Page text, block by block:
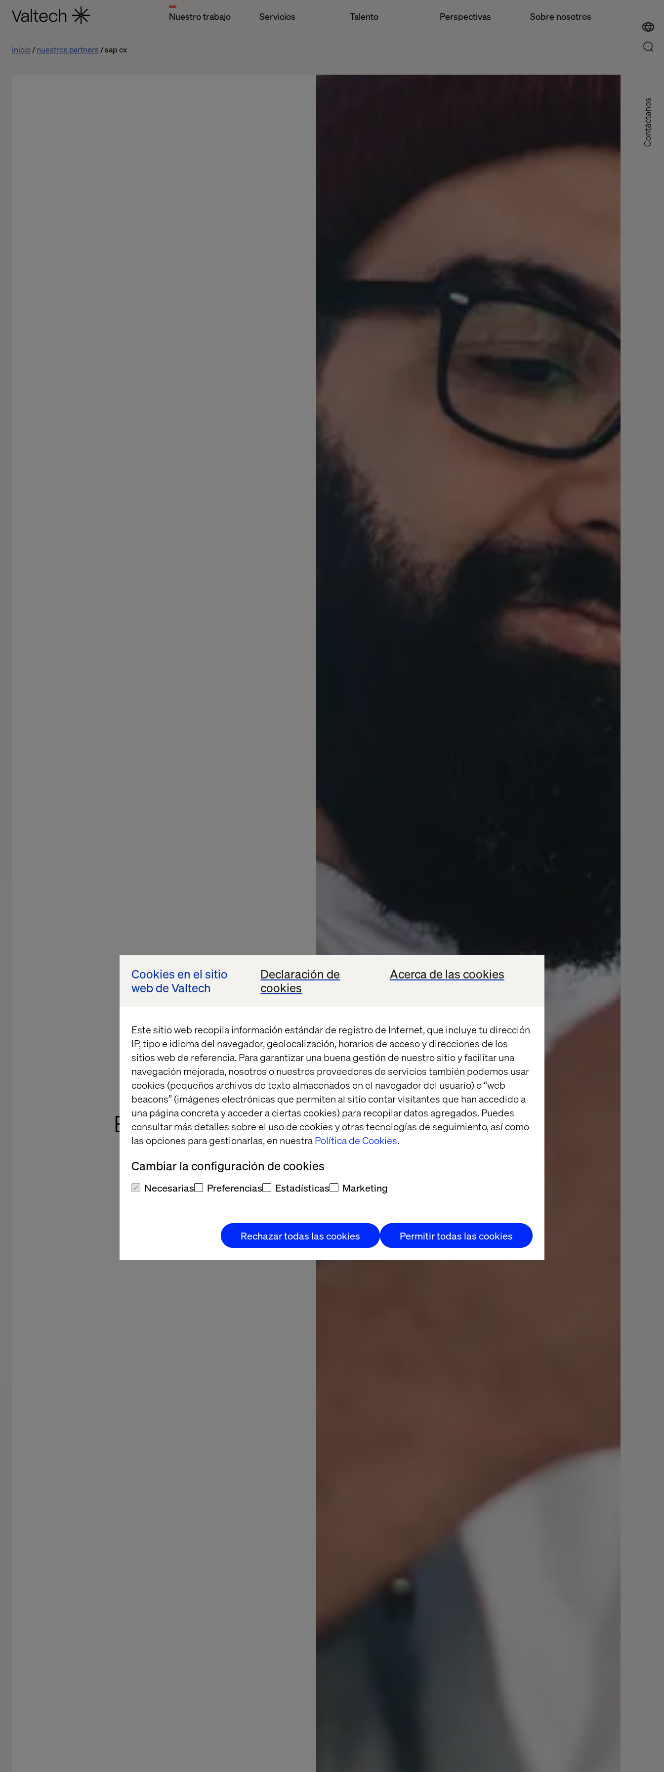
Cookies en el sitio
web de Valtech
Declaración de
cookies
Acerca de las cookies
Este sitio web recopila información estándar de registro de Internet, que incluye tu dirección
IP, tipo e idioma del navegador, geolocalización, horarios de acceso y direcciones de los
sitios web de referencia. Para garantizar una buena gestión de nuestro sitio y facilitar una
navegación mejorada, nosotros o nuestros proveedores de servicios también podemos usar
cookies (pequeños archivos de texto almacenados en el navegador del usuario) o “web
beacons” (imágenes electrónicas que permiten al sitio contar visitantes que han accedido a
una página concreta y acceder a ciertas cookies) para recopilar datos agregados. Puedes
consultar más detalles sobre el uso de cookies y otras tecnologías de seguimiento, así como
las opciones para gestionarlas, en nuestraPolítica de Cookies.
Cambiar la configuración de cookies
Necesarias Preferencias Estadísticas Marketing
Rechazar todas las cookies Permitir todas las cookies
Nuestro trabajo Servicios Talento Perspectivas Sobre nosotros
Contáctanos
inicio nuestros partners sap cx
SOCIO TECNOLÓGICO
Experiencia del
Cliente de SAP